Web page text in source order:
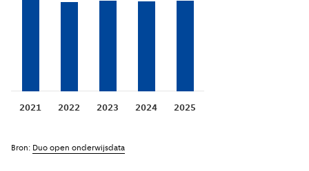
2021 2022 2023 2024 2025
Bron: Duo open onderwijsdata